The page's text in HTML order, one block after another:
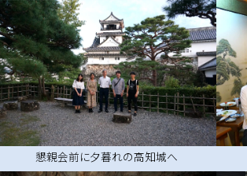
懇親会前に夕暮れの高知城へ